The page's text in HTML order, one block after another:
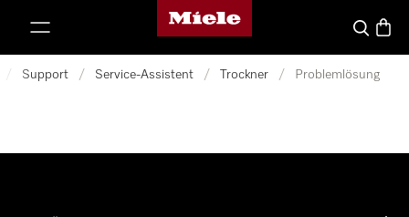
Miele-Homepage
Suche
/ Support / Service-Assistent / Trockner / Problemlösung